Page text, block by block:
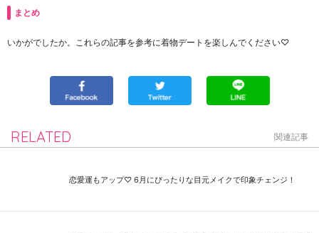
まとめ
いかがでしたか。これらの記事を参考に着物デートを楽しんでください♡
RELATED 関連記事
恋愛運もアップ♡ 6月にぴったりな目元メイクで印象チェンジ！